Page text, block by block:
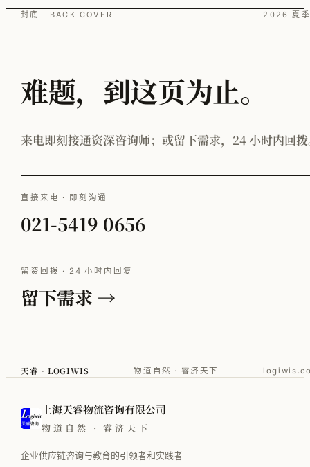
封底 · BACK COVER 2026 夏
难题，到这页为止。
来电即刻接通资深咨询师；或留下需求，24 小时内回
直接来电 · 即刻沟通
021-5419 0656
留资回拨 · 24 小时内回复
留下需求 →
天睿 · LOGIWIS 物道自然 · 睿济天下
上海天睿物流咨询有限公司
物道自然 · 睿济天下
企业供应链咨询与教育的引领者和实践者